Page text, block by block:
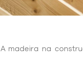
A madeira na